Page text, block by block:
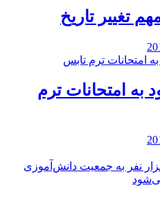
تغییر تاریخ
به امتحانات ترم